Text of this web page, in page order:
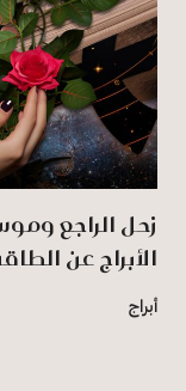
زحل الراجع
الأبراج عن
أبراج